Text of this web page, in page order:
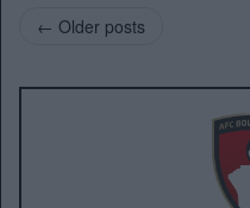
← Older posts